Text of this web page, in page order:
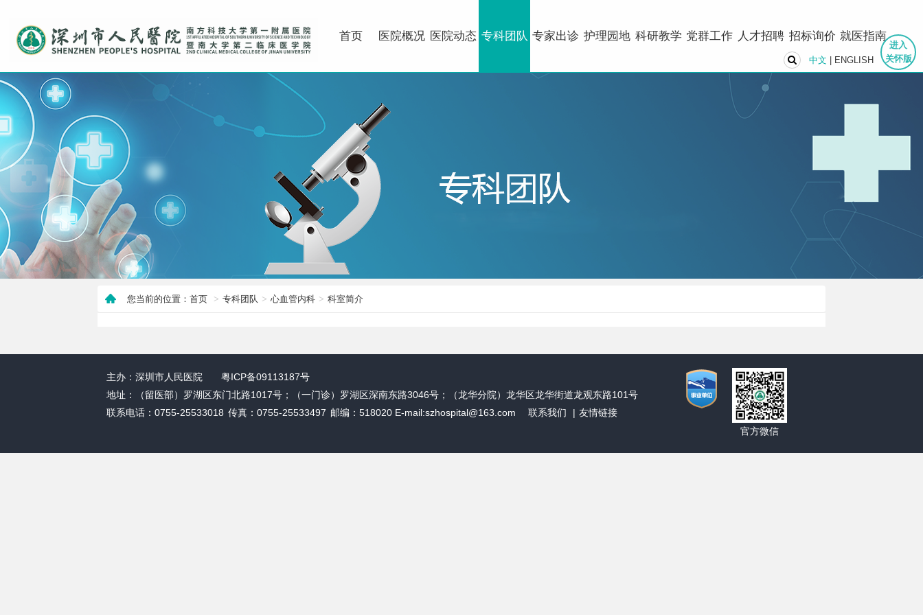
首页 医院概况 医院动态 专科团队 专家出诊 护理园地 科研教学 党群工作 人才招聘 招标询价 就医指南
进入
关怀版
中文 ENGLISH
您当前的位置：首页 专科团队 心血管内科 科室简介
主办：深圳市人民医院
粤ICP备09113187号
地址：（留医部）罗湖区东门北路1017号；（一门诊）罗湖区深南东路3046号；（龙华分院）龙华区龙华街道龙观东路101号
联系电话：0755-25533018 传真：0755-25533497 邮编：518020 E-mail:szhospital@163.com 联系我们 | 友情链接
官方微信